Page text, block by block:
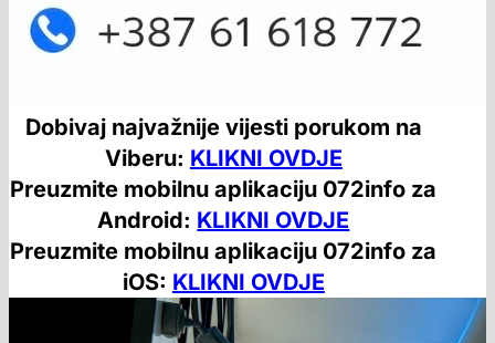
Dobivaj najvažnije vijesti porukom na
Viberu: KLIKNI OVDJE
Preuzmite mobilnu aplikaciju 072info za
Android: KLIKNI OVDJE
Preuzmite mobilnu aplikaciju 072info za
iOS: KLIKNI OVDJE